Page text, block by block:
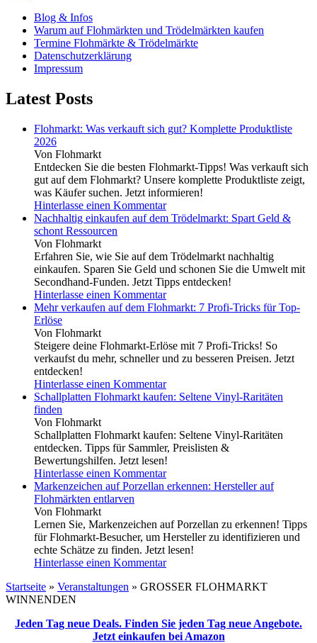
Blog & Infos
Warum auf Flohmärkten und Trödelmärkten kaufen
Termine Flohmärkte & Trödelmärkte
Datenschutzerklärung
Impressum
Latest Posts
Flohmarkt: Was verkauft sich gut? Komplette Produktliste
2026
Von Flohmarkt
Entdecken Sie die besten Flohmarkt-Tipps! Was verkauft sich
gut auf dem Flohmarkt? Unsere komplette Produktliste zeigt,
was Käufer suchen. Jetzt informieren!
Hinterlasse einen Kommentar
Nachhaltig einkaufen auf dem Trödelmarkt: Spart Geld &
schont Ressourcen
Von Flohmarkt
Erfahren Sie, wie Sie auf dem Trödelmarkt nachhaltig
einkaufen. Sparen Sie Geld und schonen Sie die Umwelt mit
Secondhand-Funden. Jetzt Tipps entdecken!
Hinterlasse einen Kommentar
Mehr verkaufen auf dem Flohmarkt: 7 Profi-Tricks für Top-
Erlöse
Von Flohmarkt
Steigere deine Flohmarkt-Erlöse mit 7 Profi-Tricks! So
verkaufst du mehr, schneller und zu besseren Preisen. Jetzt
entdecken!
Hinterlasse einen Kommentar
Schallplatten Flohmarkt kaufen: Seltene Vinyl-Raritäten
finden
Von Flohmarkt
Schallplatten Flohmarkt kaufen: Seltene Vinyl-Raritäten
entdecken. Tipps für Sammler, Preislisten &
Bewertungshilfen. Jetzt lesen!
Hinterlasse einen Kommentar
Markenzeichen auf Porzellan erkennen: Hersteller auf
Flohmärkten entlarven
Von Flohmarkt
Lernen Sie, Markenzeichen auf Porzellan zu erkennen! Tipps
für Flohmarkt-Besucher, um Hersteller zu identifizieren und
echte Schätze zu finden. Jetzt lesen!
Hinterlasse einen Kommentar
Startseite » Veranstaltungen » GROSSER FLOHMARKT
WINNENDEN
Jeden Tag neue Deals. Finden Sie jeden Tag neue Angebote.
Jetzt einkaufen bei Amazon